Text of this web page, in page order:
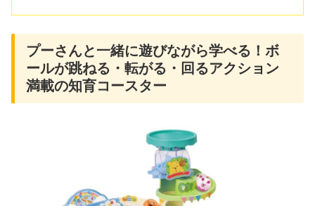
プーさんと一緒に遊びながら学べる！ボ
ールが跳ねる・転がる・回るアクション
満載の知育コースター